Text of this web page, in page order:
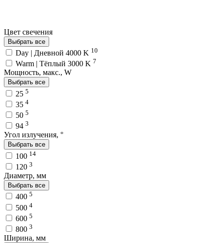
Цвет свечения
Выбрать все
Day | Дневной 4000 K 10
Warm | Тёплый 3000 K 7
Мощность, макс., W
Выбрать все
25 5
35 4
50 5
94 3
Угол излучения, °
Выбрать все
100 14
120 3
Диаметр, мм
Выбрать все
400 5
500 4
600 5
800 3
Ширина, мм